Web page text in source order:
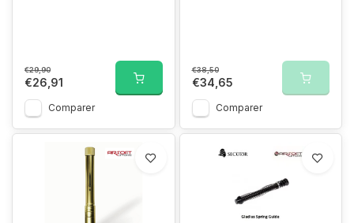
€29,90
€26,91
Comparer
€38,50
€34,65
Comparer